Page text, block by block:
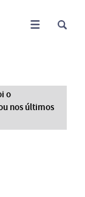
o
nos últimos